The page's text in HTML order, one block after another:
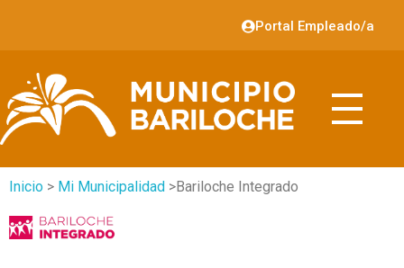
Portal Empleado/a
Inicio > Mi Municipalidad >Bariloche Integrado